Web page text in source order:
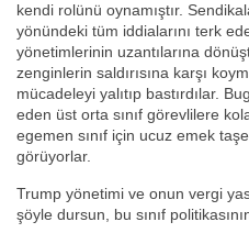
kendi rolünü oynamıştır.
yönündeki tüm iddialarını terk
yönetimlerinin uzantılarına
zenginlerin saldırısına karşı
mücadeleyi yalıtıp bastırdılar.
eden üst orta sınıf görevlilere
egemen sınıf için ucuz emek
görüyorlar.
Trump yönetimi ve onun vergi
şöyle dursun, bu sınıf